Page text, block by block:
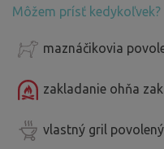
Môžem prísť kedykoľvek?
maznáčikovia
zakladanie ohňa
vlastný gril povolený